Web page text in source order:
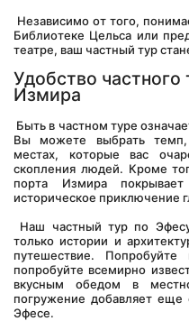
Библиотеке Цельса или
театре, ваш частный тур
Удобство частного
Измира
Вы можете выбрать
местах, которые вас
скопления людей. Кроме
порта Измира
историческое приключение
только истории и
путешествие. Попробуйте
попробуйте всемирно
вкусным обедом в
погружение добавляет
Эфесе.